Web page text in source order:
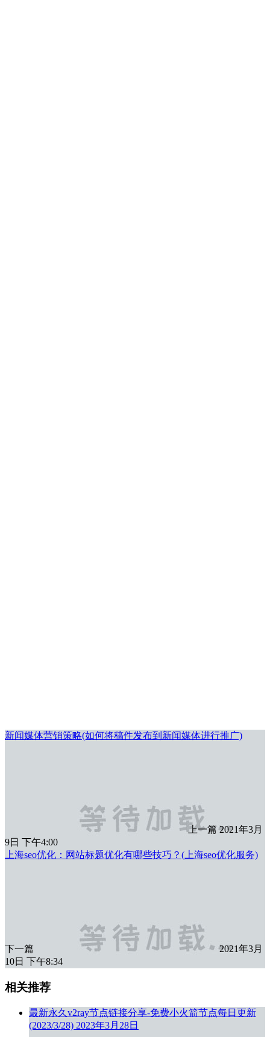
新闻媒体营销策略(如何将稿件发布到新闻媒体进行推广)
上一篇 2021年3月
9日 下午4:00
上海seo优化：网站标题优化有哪些技巧？(上海seo优化服务)
下一篇
2021年3月
10日 下午8:34
相关推荐
最新永久v2ray节点链接分享-免费小火箭节点每日更新
(2023/3/28) 2023年3月28日